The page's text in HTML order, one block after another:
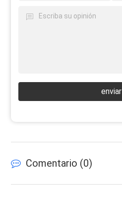
enviar
Comentario (0)